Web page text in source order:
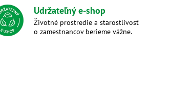
Udržateľný e-shop
Životné prostredie a starostlivosť
o zamestnancov berieme vážne.